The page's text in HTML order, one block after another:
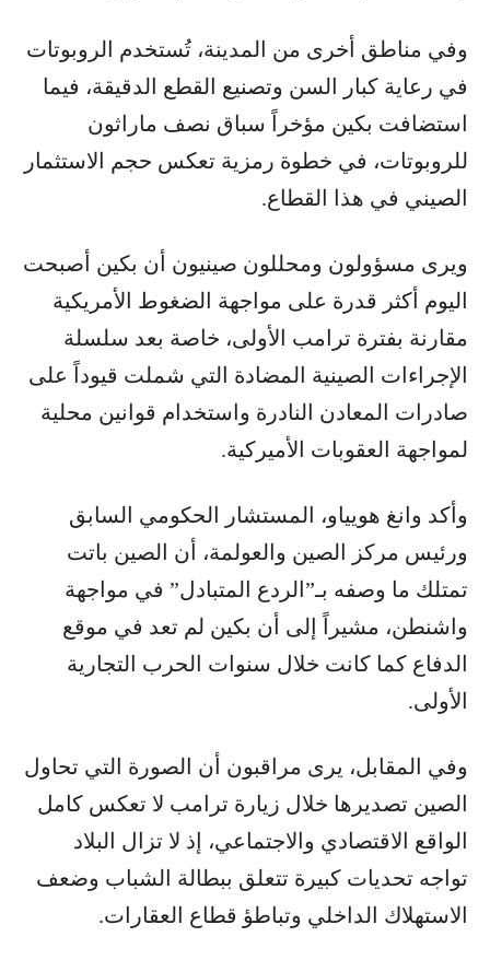
وفي مناطق أخرى من المدينة، تُستخدم الروبوتات
في رعاية كبار السن وتصنيع القطع الدقيقة، فيما
استضافت بكين مؤخراً سباق نصف ماراثون
للروبوتات، في خطوة رمزية تعكس حجم الاستثمار
الصيني في هذا القطاع.
ويرى مسؤولون ومحللون صينيون أن بكين أصبحت
اليوم أكثر قدرة على مواجهة الضغوط الأمريكية
مقارنة بفترة ترامب الأولى، خاصة بعد سلسلة
الإجراءات الصينية المضادة التي شملت قيوداً على
صادرات المعادن النادرة واستخدام قوانين محلية
لمواجهة العقوبات الأميركية.
وأكد وانغ هويياو، المستشار الحكومي السابق
ورئيس مركز الصين والعولمة، أن الصين باتت
تمتلك ما وصفه بـ”الردع المتبادل” في مواجهة
واشنطن، مشيراً إلى أن بكين لم تعد في موقع
الدفاع كما كانت خلال سنوات الحرب التجارية
الأولى.
وفي المقابل، يرى مراقبون أن الصورة التي تحاول
الصين تصديرها خلال زيارة ترامب لا تعكس كامل
الواقع الاقتصادي والاجتماعي، إذ لا تزال البلاد
تواجه تحديات كبيرة تتعلق ببطالة الشباب وضعف
الاستهلاك الداخلي وتباطؤ قطاع العقارات.